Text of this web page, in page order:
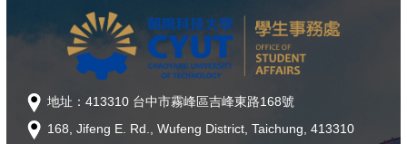
地址：413310 台中市霧峰區吉峰東路168號
168, Jifeng E. Rd., Wufeng District, Taichung, 413310